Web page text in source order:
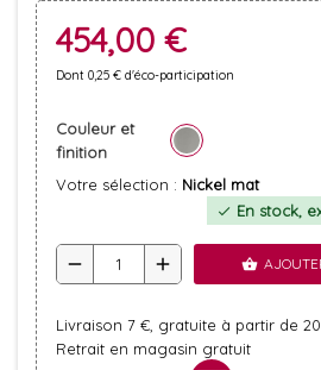
454,00 €
Dont 0,25 € d'éco-participation
Couleur et
finition
Votre sélection : Nickel mat
check En stock,
remove add shopping_basket
Livraison 7 €, gratuite à partir de
Retrait en magasin gratuit